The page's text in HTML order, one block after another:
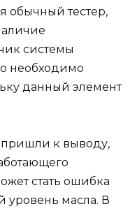
обычный тестер,
системы
необходимо
данный элемент
пришли к выводу,
стать ошибка
уровень масла. В